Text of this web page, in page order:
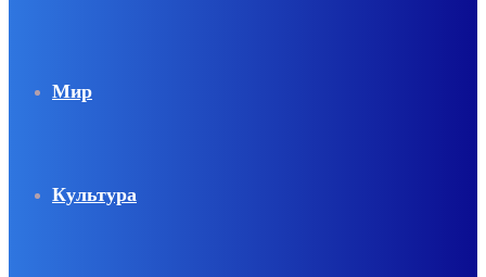
Мир
Культура